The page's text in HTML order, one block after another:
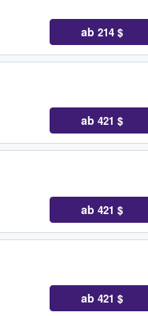
ab 214 $
ab 421 $
ab 421 $
ab 421 $